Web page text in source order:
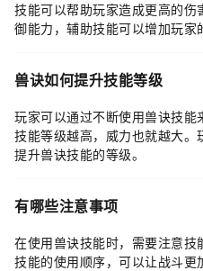
技能可以帮助玩家造成更高的
御能力，辅助技能可以增加玩家
兽诀如何提升技能等级
玩家可以通过不断使用兽诀技能
技能等级越高，威力也就越大
提升兽诀技能的等级。
有哪些注意事项
在使用兽诀技能时，需要注意
技能的使用顺序，可以让战斗